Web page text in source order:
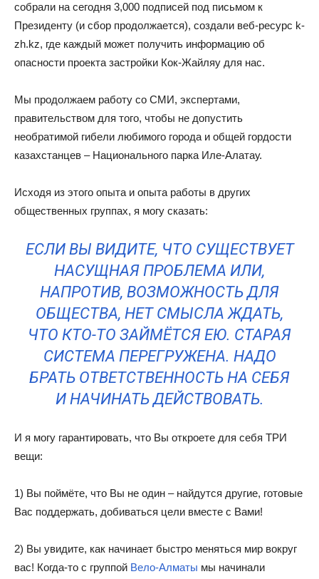
собрали на сегодня 3,000 подписей под письмом к
Президенту (и сбор продолжается), создали веб-ресурс k-
zh.kz, где каждый может получить информацию об
опасности проекта застройки Кок-Жайляу для нас.
Мы продолжаем работу со СМИ, экспертами,
правительством для того, чтобы не допустить
необратимой гибели любимого города и общей гордости
казахстанцев – Национального парка Иле-Алатау.
Исходя из этого опыта и опыта работы в других
общественных группах, я могу сказать:
ЕСЛИ ВЫ ВИДИТЕ, ЧТО СУЩЕСТВУЕТ
НАСУЩНАЯ ПРОБЛЕМА ИЛИ,
НАПРОТИВ, ВОЗМОЖНОСТЬ ДЛЯ
ОБЩЕСТВА, НЕТ СМЫСЛА ЖДАТЬ,
ЧТО КТО-ТО ЗАЙМЁТСЯ ЕЮ. СТАРАЯ
СИСТЕМА ПЕРЕГРУЖЕНА. НАДО
БРАТЬ ОТВЕТСТВЕННОСТЬ НА СЕБЯ
И НАЧИНАТЬ ДЕЙСТВОВАТЬ.
И я могу гарантировать, что Вы откроете для себя ТРИ
вещи:
1) Вы поймёте, что Вы не один – найдутся другие, готовые
Вас поддержать, добиваться цели вместе с Вами!
2) Вы увидите, как начинает быстро меняться мир вокруг
вас! Когда-то с группой Вело-Алматы мы начинали